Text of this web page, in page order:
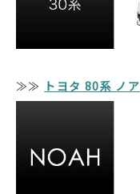
≫≫ トヨタ 80系 ノア